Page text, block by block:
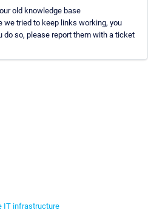
old knowledge base
tried to keep links working, you
do so, please report them with a ticket
IT infrastructure